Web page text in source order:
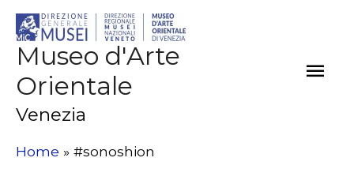
Museo d'Arte
Orientale
Venezia
Home #sonoshion